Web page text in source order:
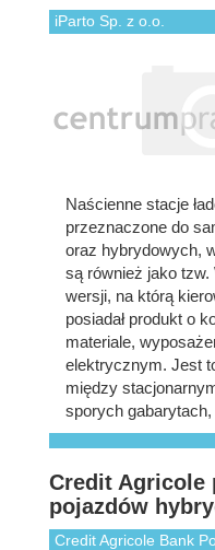
iParto Sp. z o.o.
Naścienne stacje
przeznaczone do
oraz hybrydowych,
są również jako
wersji, na którą
posiadał produkt o
materiale,
elektrycznym. Jest
między
sporych
Credit Agricole
pojazdów
Credit Agricole Bank